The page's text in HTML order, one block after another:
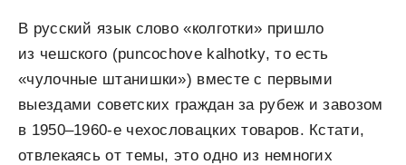
В русский язык слово «колготки» пришло
из чешского (punсochove kalhotky, то есть
«чулочные штанишки») вместе с первыми
выездами советских граждан за рубеж и завозом
в 1950–1960-е чехословацких товаров. Кстати,
отвлекаясь от темы, это одно из немногих